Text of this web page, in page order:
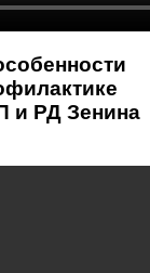
и РД Зенина